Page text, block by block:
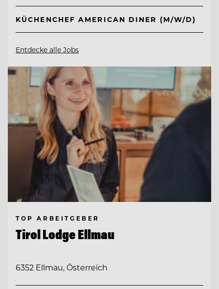
KÜCHENCHEF AMERICAN DINER (M/W/D)
Entdecke alle Jobs
TOP ARBEITGEBER
Tirol Lodge Ellmau
6352 Ellmau, Österreich